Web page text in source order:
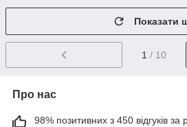
Показати
1 / 10
Про нас
98% позитивних з 450 відгуків за